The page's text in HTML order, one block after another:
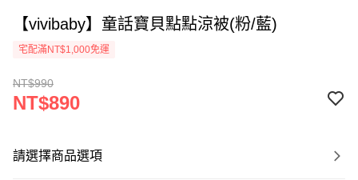
【vivibaby】童話寶貝點點涼被(粉/藍)
宅配滿NT$1,000免運
NT$990
NT$890
請選擇商品選項